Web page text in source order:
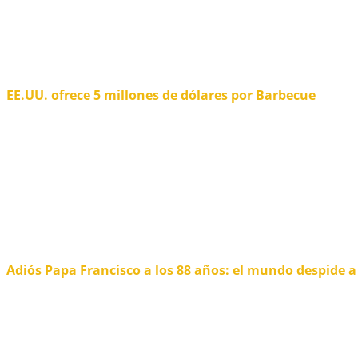
EE.UU. ofrece 5 millones de dólares por Barbecue
Adiós Papa Francisco a los 88 años: el mundo